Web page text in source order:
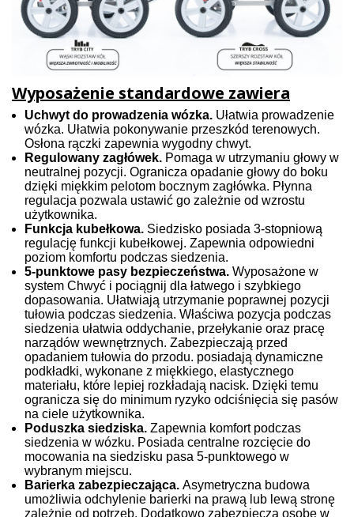
Wyposażenie standardowe zawiera
Uchwyt do prowadzenia wózka. Ułatwia prowadzenie
wózka. Ułatwia pokonywanie przeszkód terenowych.
Osłona rączki zapewnia wygodny chwyt.
Regulowany zagłówek. Pomaga w utrzymaniu głowy w
neutralnej pozycji. Ogranicza opadanie głowy do boku
dzięki miękkim pelotom bocznym zagłówka. Płynna
regulacja pozwala ustawić go zależnie od wzrostu
użytkownika.
Funkcja kubełkowa. Siedzisko posiada 3-stopniową
regulację funkcji kubełkowej. Zapewnia odpowiedni
poziom komfortu podczas siedzenia.
5-punktowe pasy bezpieczeństwa. Wyposażone w
system Chwyć i pociągnij dla łatwego i szybkiego
dopasowania. Ułatwiają utrzymanie poprawnej pozycji
tułowia podczas siedzenia. Właściwa pozycja podczas
siedzenia ułatwia oddychanie, przełykanie oraz pracę
narządów wewnętrznych. Zabezpieczają przed
opadaniem tułowia do przodu. posiadają dynamiczne
podkładki, wykonane z miękkiego, elastycznego
materiału, które lepiej rozkładają nacisk. Dzięki temu
ogranicza się do minimum ryzyko odciśnięcia się pasów
na ciele użytkownika.
Poduszka siedziska. Zapewnia komfort podczas
siedzenia w wózku. Posiada centralne rozcięcie do
mocowania na siedzisku pasa 5-punktowego w
wybranym miejscu.
Barierka zabezpieczająca. Asymetryczna budowa
umożliwia odchylenie barierki na prawą lub lewą stronę
zależnie od potrzeb. Dodatkowo zabezpiecza osobę w